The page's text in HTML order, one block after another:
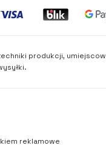
produkcji,
reklamowe